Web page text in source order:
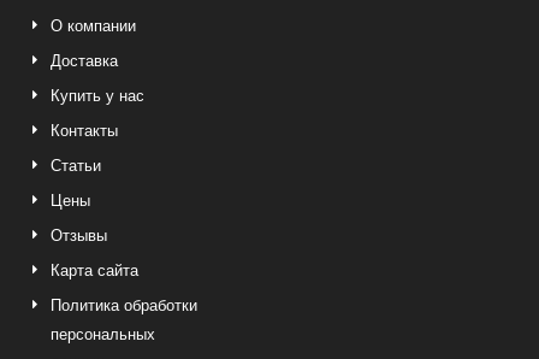
О компании
Доставка
Купить у нас
Контакты
Статьи
Цены
Отзывы
Карта сайта
Политика обработки
персональных